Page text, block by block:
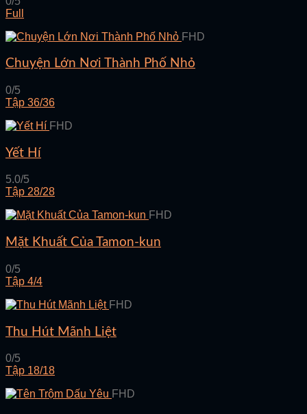
Full
FHD
Chuyện Lớn Nơi Thành Phố Nhỏ
0/5
Tập 36/36
FHD
Yết Hí
5.0/5
Tập 28/28
FHD
Mặt Khuất Của Tamon-kun
0/5
Tập 4/4
FHD
Thu Hút Mãnh Liệt
0/5
Tập 18/18
FHD